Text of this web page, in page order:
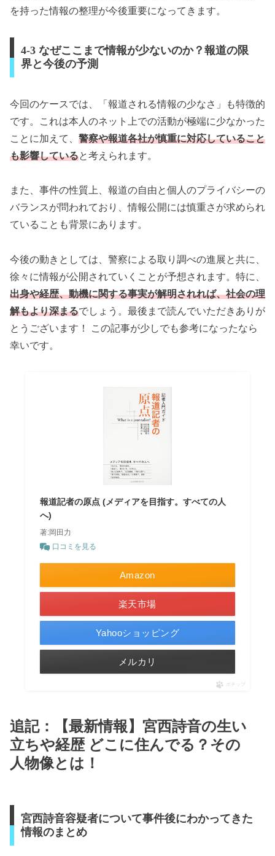
を持った情報の整理が今後重要になってきます。
4-3 なぜここまで情報が少ないのか？報道の限
界と今後の予測
今回のケースでは、「報道される情報の少なさ」も特徴的
です。これは本人のネット上での活動が極端に少なかった
ことに加えて、 警察や報道各社が慎重に対応していること
も影響していると考えられます。
また、事件の性質上、報道の自由と個人のプライバシーの
バランスが問われており、情報公開には慎重さが求められ
ていることも背景にあります。
今後の動きとしては、警察による取り調べの進展と共に、
徐々に情報が公開されていくことが予想されます。特に、
出身や経歴、動機に関する事実が解明されれば、社会の理
解もより深まるでしょう。最後まで読んでいただきありが
とうございます！ この記事が少しでも参考になったなら
幸いです。
報道記者の原点 (メディアを目指す。すべての人
へ)
著:岡田力
口コミを見る
Amazon
楽天市場
Yahooショッピング
メルカリ
ポチップ
追記：【最新情報】宮西詩音の生い
立ちや経歴 どこに住んでる？その
人物像とは！
宮西詩音容疑者について事件後にわかってきた
情報のまとめ